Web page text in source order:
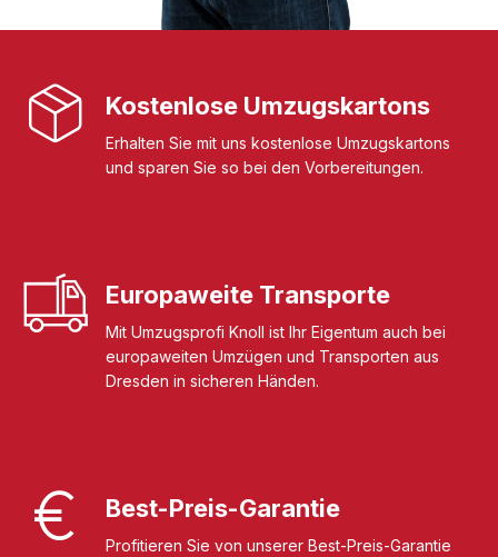
Kostenlose Umzugskartons
Erhalten Sie mit uns kostenlose Umzugskartons
und sparen Sie so bei den Vorbereitungen.
Europaweite Transporte
Mit Umzugsprofi Knoll ist Ihr Eigentum auch bei
europaweiten Umzügen und Transporten aus
Dresden in sicheren Händen.
Best-Preis-Garantie
Profitieren Sie von unserer Best-Preis-Garantie